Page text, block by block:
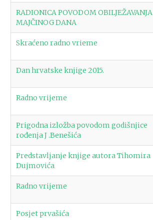
RADIONICA POVODOM OBILJEŽAVANJA
MAJČINOG DANA
Skraćeno radno vrieme
Dan hrvatske knjige 2015.
Radno vrijeme
Prigodna izložba povodom godišnjice
rođenja J .Benešića
Predstavljanje knjige autora Tihomira
Dujmovića
Radno vrijeme
Posjet prvašića